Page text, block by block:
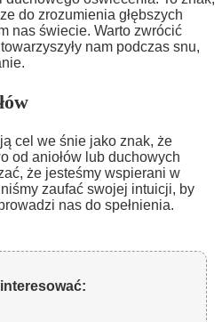
do zrozumienia głębszych
nas świecie. Warto zwrócić
nam podczas snu,
cel we śnie jako znak, że
od aniołów lub duchowych
że jesteśmy wspierani w
zaufać swojej intuicji, by
nas do spełnienia.